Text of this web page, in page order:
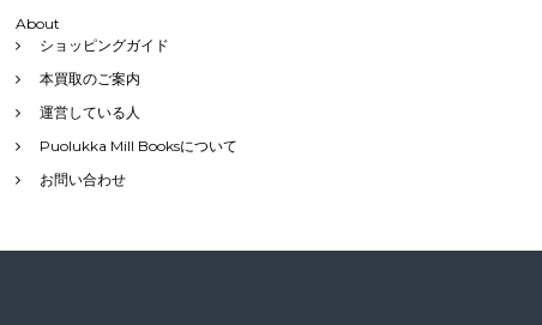
About
ショッピングガイド
本買取のご案内
運営している人
Puolukka Mill Booksについて
お問い合わせ